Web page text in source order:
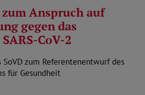
Anspruch auf
gegen das
CoV-2
zum Referentenentwurf des
für Gesundheit